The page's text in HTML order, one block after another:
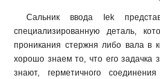
Сальник ввода Iek
специализированную деталь,
проникания стержня либо вала в
хорошо знаем то, что его задачка
знают, герметичного